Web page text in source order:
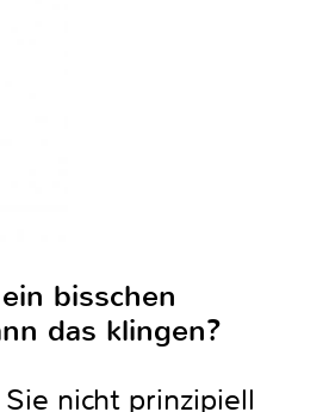
bisschen
das klingen?
nicht prinzipiell